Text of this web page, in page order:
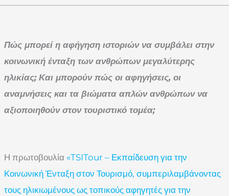
Πώς μπορεί η αφήγηση ιστοριών να συμβάλει στην
κοινωνική ένταξη των ανθρώπων μεγαλύτερης
ηλικίας; Και μπορούν πώς οι αφηγήσεις, οι
αναμνήσεις και τα βιώματα απλών ανθρώπων να
αξιοποιηθούν στον τουριστικό τομέα;
Η πρωτοβουλία «TSITour – Εκπαίδευση για την
Κοινωνική Ένταξη στον Τουρισμό, συμπεριλαμβάνοντας
τους ηλικιωμένους ως τοπικούς αφηγητές για την